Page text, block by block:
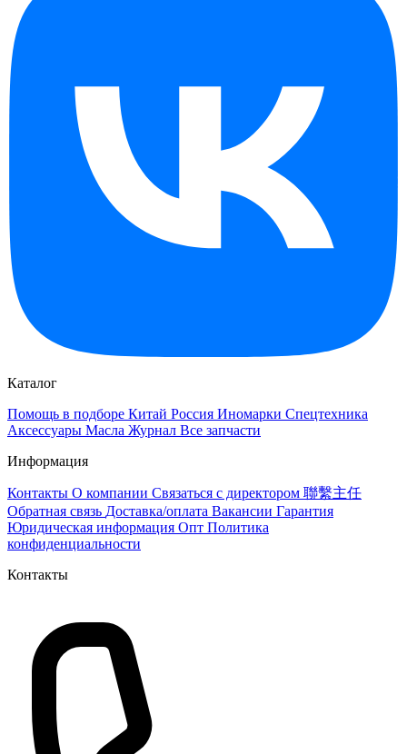
Каталог
Помощь в подборе Китай Россия Иномарки Спецтехника
Аксессуары Масла Журнал Все запчасти
Информация
Контакты О компании Связаться с директором 聯繫主任
Обратная связь Доставка/оплата Вакансии Гарантия
Юридическая информация Опт Политика
конфиденциальности
Контакты